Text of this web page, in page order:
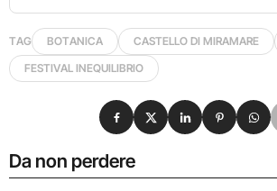
TAG BOTANICA CASTELLO DI MIRAMARE
FESTIVAL INEQUILIBRIO
Da non perdere
Condividi su Facebook
Condividi su X
Condividi su
Condividi